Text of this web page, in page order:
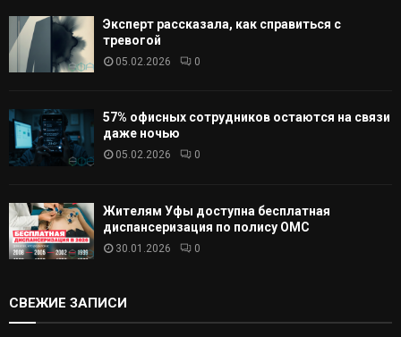
Эксперт рассказала, как справиться с
тревогой
05.02.2026 0
57% офисных сотрудников остаются на связи
даже ночью
05.02.2026 0
Жителям Уфы доступна бесплатная
диспансеризация по полису ОМС
30.01.2026 0
СВЕЖИЕ ЗАПИСИ